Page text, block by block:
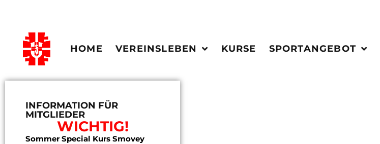
HOME VEREINSLEBEN KURSE SPORTANGEBOT
INFORMATION FÜR
MITGLIEDER
WICHTIG!
Sommer Special Kurs Smovey